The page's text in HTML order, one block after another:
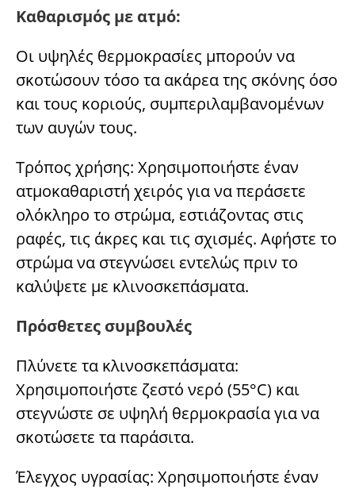
Καθαρισμός με ατμό:
Οι υψηλές θερμοκρασίες μπορούν να
σκοτώσουν τόσο τα ακάρεα της σκόνης όσο
και τους κοριούς, συμπεριλαμβανομένων
των αυγών τους.
Τρόπος χρήσης: Χρησιμοποιήστε έναν
ατμοκαθαριστή χειρός για να περάσετε
ολόκληρο το στρώμα, εστιάζοντας στις
ραφές, τις άκρες και τις σχισμές. Αφήστε το
στρώμα να στεγνώσει εντελώς πριν το
καλύψετε με κλινοσκεπάσματα.
Πρόσθετες συμβουλές
Πλύνετε τα κλινοσκεπάσματα:
Χρησιμοποιήστε ζεστό νερό (55°C) και
στεγνώστε σε υψηλή θερμοκρασία για να
σκοτώσετε τα παράσιτα.
Έλεγχος υγρασίας: Χρησιμοποιήστε έναν